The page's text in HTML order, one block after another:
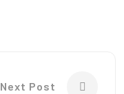
Next Post